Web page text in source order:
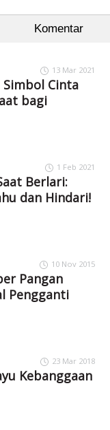
Komentar
13 Mar 2021
Simbol Cinta
bagi
1 Feb 2021
Berlari:
dan Hindari!
10 Nov 2015
Pangan
Pengganti
23 Mar 2018
Kebanggaan